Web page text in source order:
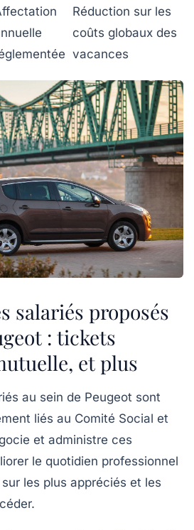
Réduction sur les
coûts globaux des
vacances
salariés proposés
: tickets
et plus
au sein de Peugeot sont
liés au Comité Social et
et administre ces
le quotidien professionnel
sur les plus appréciés et les